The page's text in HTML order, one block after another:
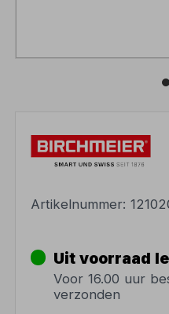
Artikelnummer:
Uit voorraad
Voor 16.00 uur
verzonden